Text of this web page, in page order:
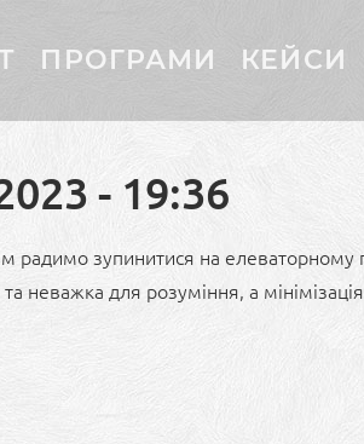
ПРОГРАМИ КЕЙСИ
- 19:36
зупинитися на елеваторному
неважка для розуміння, а